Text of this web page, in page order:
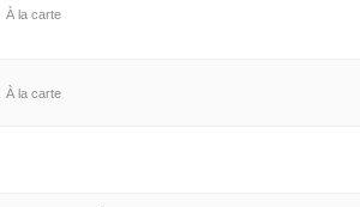
À la carte
À la carte